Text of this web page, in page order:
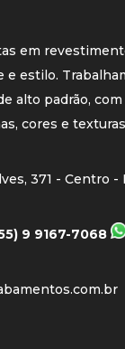
em
e estilo.
alto padrão,
cores e
371 - Centro -
9 9167-7068